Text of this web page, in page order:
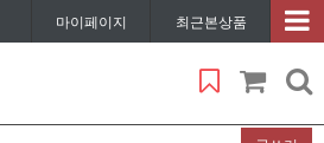
마이페이지 최근본상품